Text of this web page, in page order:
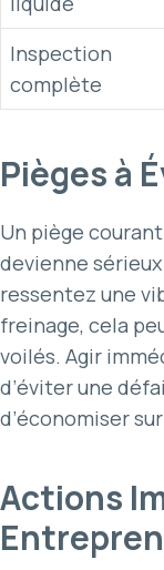
Inspection
complète
Pièges à
Un piège
devienne sérieux
ressentez une
freinage, cela
voilés. Agir
d’éviter une
d’économiser
Actions